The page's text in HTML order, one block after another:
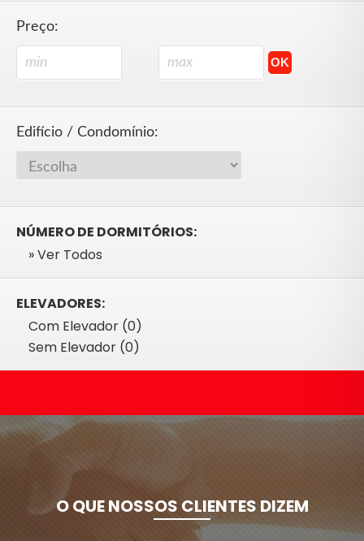
Preço:
Edifício / Condomínio:
NÚMERO DE DORMITÓRIOS:
» Ver Todos
ELEVADORES:
Com Elevador (0)
Sem Elevador (0)
O QUE NOSSOS CLIENTES DIZEM